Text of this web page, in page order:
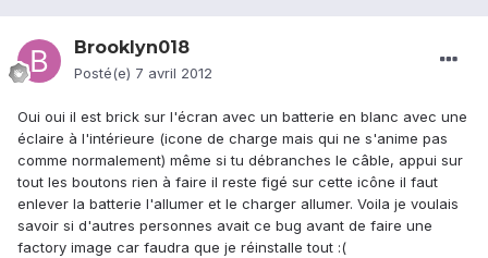
Brooklyn018
Posté(e) 7 avril 2012
Oui oui il est brick sur l'écran avec un batterie en blanc avec une
éclaire à l'intérieure (icone de charge mais qui ne s'anime pas
comme normalement) même si tu débranches le câble, appui sur
tout les boutons rien à faire il reste figé sur cette icône il faut
enlever la batterie l'allumer et le charger allumer. Voila je voulais
savoir si d'autres personnes avait ce bug avant de faire une
factory image car faudra que je réinstalle tout :(